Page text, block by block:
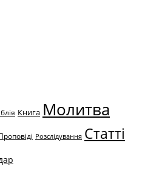
Книга Молитва
Розслідування Статті